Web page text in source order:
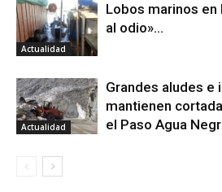
Actualidad
Lobos marinos en
al odio»…
Actualidad
Grandes aludes e
mantienen
el Paso Agua